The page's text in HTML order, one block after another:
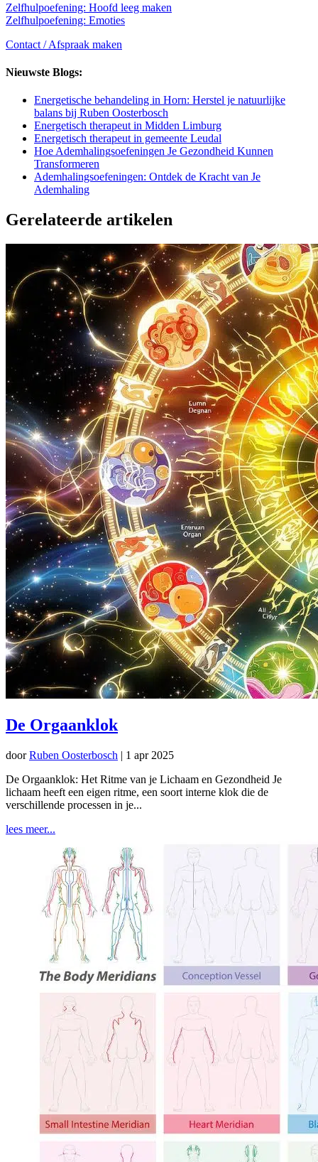
Zelfhulpoefening: Hoofd leeg maken
Zelfhulpoefening: Emoties
Contact / Afspraak maken
Nieuwste Blogs:
Energetische behandeling in Horn: Herstel je natuurlijke
balans bij Ruben Oosterbosch
Energetisch therapeut in Midden Limburg
Energetisch therapeut in gemeente Leudal
Hoe Ademhalingsoefeningen Je Gezondheid Kunnen
Transformeren
Ademhalingsoefeningen: Ontdek de Kracht van Je
Ademhaling
Gerelateerde artikelen
De Orgaanklok
doorRuben Oosterbosch | 1 apr 2025
De Orgaanklok: Het Ritme van je Lichaam en Gezondheid Je
lichaam heeft een eigen ritme, een soort interne klok die de
verschillende processen in je...
lees meer...